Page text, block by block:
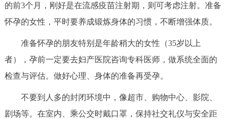
的前3个月，刚好是在流感疫苗注射期，则可考虑注射。准备
怀孕的女性，平时要养成锻炼身体的习惯，不断增强体质。
准备怀孕的朋友特别是年龄稍大的女性（35岁以上
者），孕前一定要去妇产医院咨询专科医师，做系统全面的
检查与评估。做好心理、身体的准备再受孕。
不要到人多的封闭环境中，像超市、购物中心、影院、
剧场等。在室内、乘公交时戴口罩，保持社交礼仪与安全距